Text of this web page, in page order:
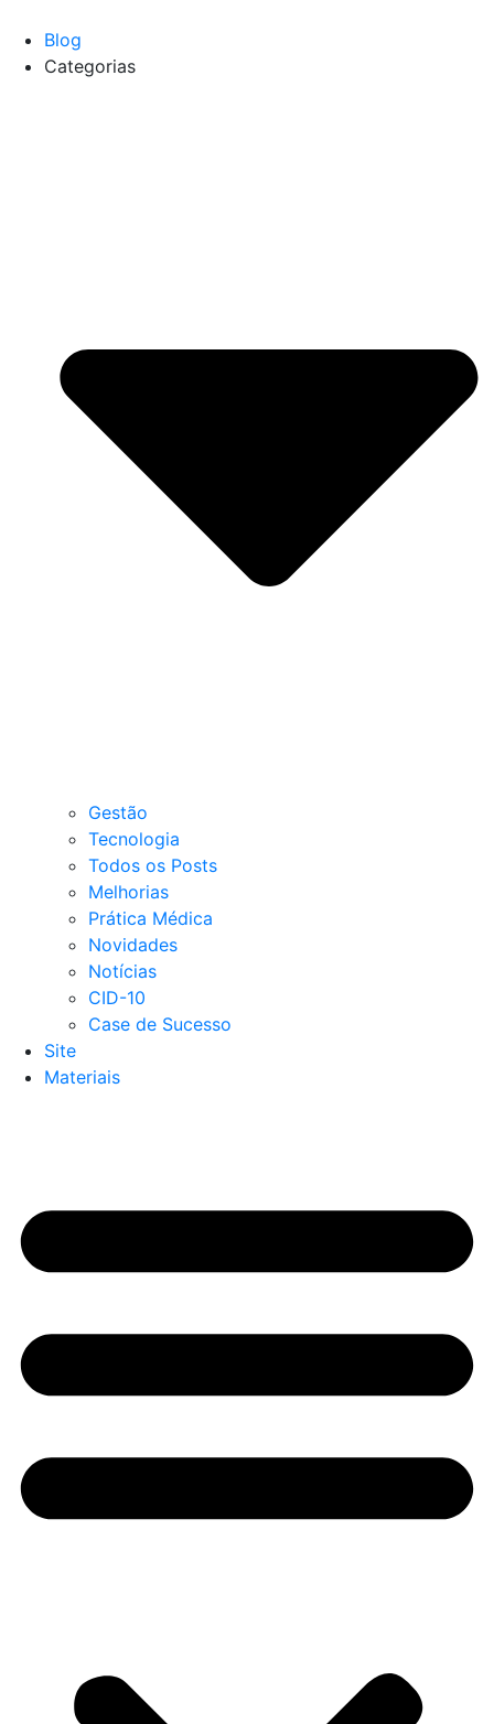
Blog
Categorias
Gestão
Tecnologia
Todos os Posts
Melhorias
Prática Médica
Novidades
Notícias
CID-10
Case de Sucesso
Site
Materiais